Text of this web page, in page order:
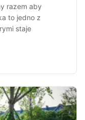
razem aby
to jedno z
staje